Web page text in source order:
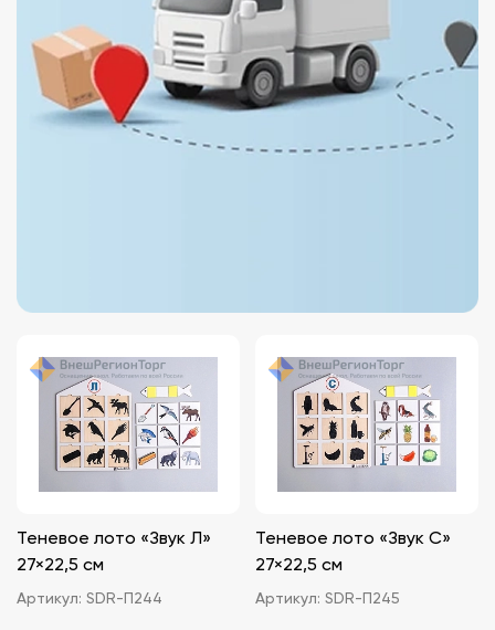
Теневое лото «Звук Л»
27×22,5 см
Артикул: SDR-П244
Теневое лото «Звук С»
27×22,5 см
Артикул: SDR-П245